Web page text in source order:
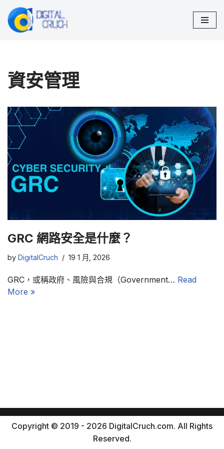
Skip
資安管理
GRC 網路安全是什麼？
by DigitalCruch 19 1 月, 2026
GRC，或稱政府、風險與合規（Government… Read
More »
Copyright © 2019 - 2026 DigitalCruch.com. All Rights
Reserved.